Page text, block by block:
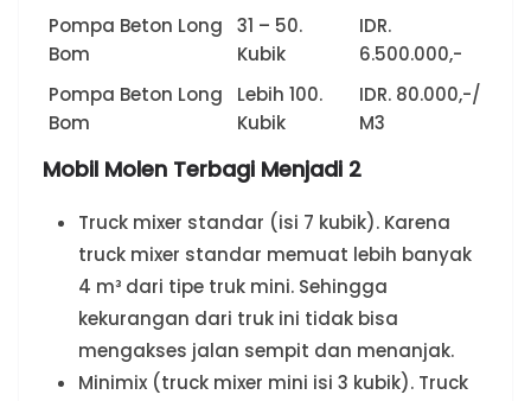
Pompa Beton Long
Bom
31 – 50.
Kubik
IDR.
6.500.000,-
Pompa Beton Long
Bom
Lebih 100.
Kubik
IDR. 80.000,-/
M3
Mobil Molen Terbagi Menjadi 2
Truck mixer standar (isi 7 kubik). Karena
truck mixer standar memuat lebih banyak
4 m³ dari tipe truk mini. Sehingga
kekurangan dari truk ini tidak bisa
mengakses jalan sempit dan menanjak.
Minimix (truck mixer mini isi 3 kubik). Truck